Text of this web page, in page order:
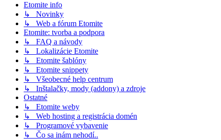
Etomite info
↳ Novinky
↳ Web a fórum Etomite
Etomite: tvorba a podpora
↳ FAQ a návody
↳ Lokalizácie Etomite
↳ Etomite šablóny
↳ Etomite snippety
↳ Všeobecné help centrum
↳ Inštalačky, mody (addony) a zdroje
Ostatné
↳ Etomite weby
↳ Web hosting a registrácia domén
↳ Programové vybavenie
↳ Čo sa inám nehodí..